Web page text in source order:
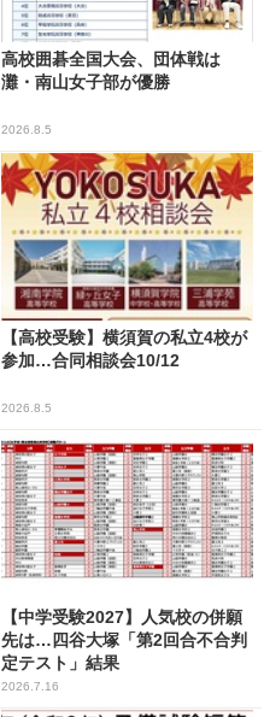
高校囲碁全国大会、団体戦は
灘・南山女子部が優勝
2026.8.5
【高校受験】横須賀の私立4校が
参加…合同相談会10/12
2026.8.5
【中学受験2027】人気校の併願
先は…四谷大塚「第2回合不合判
定テスト」結果
2026.7.16